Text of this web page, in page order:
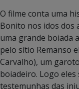
O filme conta uma
Bonito nos idos dos
uma grande boiada
pelo sítio Remanso
Carvalho), um
boiadeiro. Logo
testemunhas das